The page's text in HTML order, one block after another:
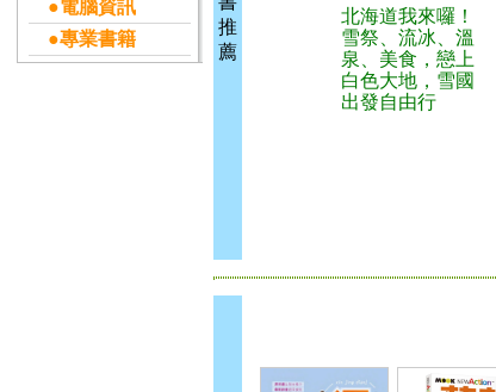
●電腦資訊
●專業書籍
推
薦
北海道我來囉！
雪祭、流冰、溫
泉、美食，戀上
白色大地，雪國
出發自由行